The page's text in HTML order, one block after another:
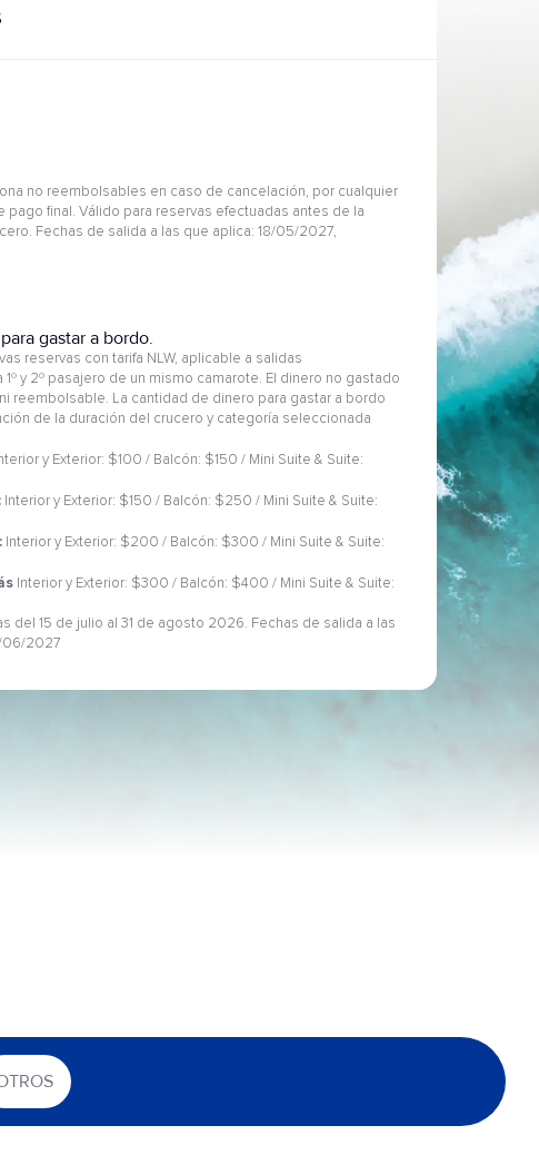
no reembolsables en caso de cancelación, por cualquier
pago final. Válido para reservas efectuadas antes de la
Fechas de salida a las que aplica: 18/05/2027,
gastar a bordo.
reservas con tarifa NLW, aplicable a salidas
y 2º pasajero de un mismo camarote. El dinero no gastado
reembolsable. La cantidad de dinero para gastar a bordo
de la duración del crucero y categoría seleccionada
y Exterior: $100 / Balcón: $150 / Mini Suite & Suite:
Interior y Exterior: $150 / Balcón: $250 / Mini Suite & Suite:
Interior y Exterior: $200 / Balcón: $300 / Mini Suite & Suite:
Interior y Exterior: $300 / Balcón: $400 / Mini Suite & Suite:
del 15 de julio al 31 de agosto 2026. Fechas de salida a las
06/2027